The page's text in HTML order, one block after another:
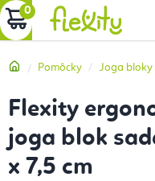
Prejsť
na
NÁKUPNÝ
DomovPomôcky Joga bloky
Flexity
joga blok
x 7,5 cm